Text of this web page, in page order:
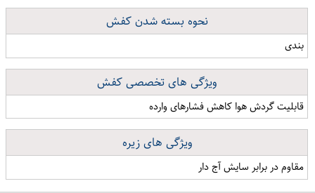
نحوه بسته شدن کفش
بندی
ویژگی های تخصصی کفش
قابلیت گردش هوا کاهش فشارهای وارده
ویژگی های زیره
مقاوم در برابر سایش آج دار